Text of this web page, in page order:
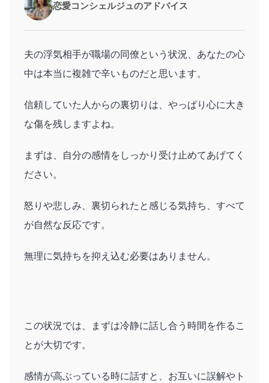
恋愛コンシェルジュのアドバイス
夫の浮気相手が職場の同僚という状況、あなたの心
中は本当に複雑で辛いものだと思います。
信頼していた人からの裏切りは、やっぱり心に大き
な傷を残しますよね。
まずは、自分の感情をしっかり受け止めてあげてく
ださい。
怒りや悲しみ、裏切られたと感じる気持ち、すべて
が自然な反応です。
無理に気持ちを抑え込む必要はありません。
この状況では、まずは冷静に話し合う時間を作るこ
とが大切です。
感情が高ぶっている時に話すと、お互いに誤解やト